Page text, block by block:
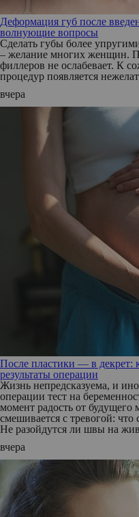
Деформация губ после
волнующие вопросы
Сделать губы более
– желание многих женщин.
филлеров не ослабевает. К
процедур появляется
вчера
После пластики — в декрет:
результаты операции
Жизнь непредсказуема, и
операции тест на
момент радость от будущего
смешивается с тревогой:
Не разойдутся ли швы на
вчера